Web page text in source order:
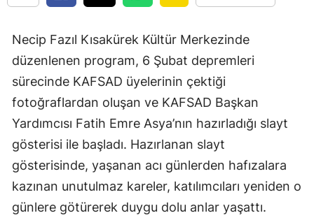
Necip Fazıl Kısakürek Kültür Merkezinde
düzenlenen program, 6 Şubat depremleri
sürecinde KAFSAD üyelerinin çektiği
fotoğraflardan oluşan ve KAFSAD Başkan
Yardımcısı Fatih Emre Asya’nın hazırladığı slayt
gösterisi ile başladı. Hazırlanan slayt
gösterisinde, yaşanan acı günlerden hafızalara
kazınan unutulmaz kareler, katılımcıları yeniden o
günlere götürerek duygu dolu anlar yaşattı.